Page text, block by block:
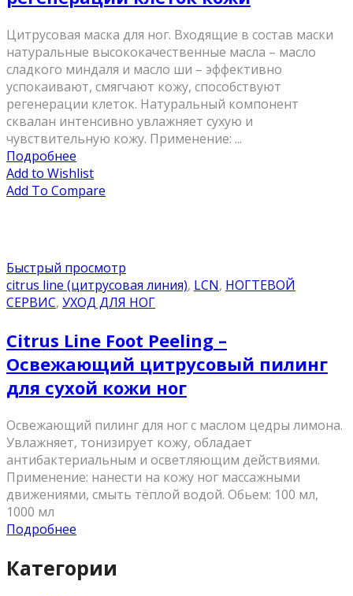
Цитрусовая маска для ног. Входящие в состав маски
натуральные высококачественные масла – масло
сладкого миндаля и масло ши – эффективно
успокаивают, смягчают кожу, способствуют
регенерации клеток. Натуральный компонент
сквалан интенсивно увлажняет сухую и
чувствительную кожу. Применение: ...
Подробнее
Add to Wishlist
Add To Compare
Быстрый просмотр
citrus line (цитрусовая линия), LCN, НОГТЕВОЙ
СЕРВИС, УХОД ДЛЯ НОГ
Citrus Line Foot Peeling –
Освежающий цитрусовый пилинг
для сухой кожи ног
Освежающий пилинг для ног с маслом цедры лимона.
Увлажняет, тонизирует кожу, обладает
антибактериальным и осветляющим действиями.
Применение: нанести на кожу ног массажными
движениями, смыть тёплой водой. Обьем: 100 мл,
1000 мл
Подробнее
Категории